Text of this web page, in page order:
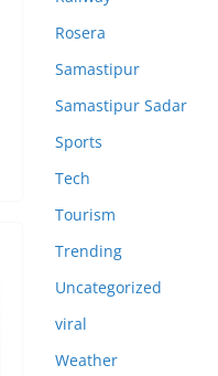
Rosera
Samastipur
Samastipur Sadar
Sports
Tech
Tourism
Trending
Uncategorized
viral
Weather